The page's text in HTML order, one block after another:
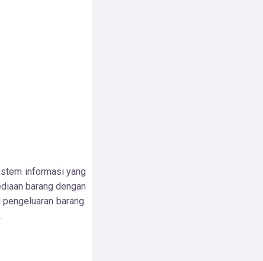
informasi yang
barang dengan
barang.